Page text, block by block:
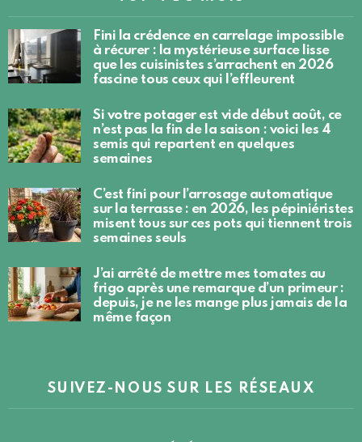
Fini la crédence en carrelage impossible
à récurer : la mystérieuse surface lisse
que les cuisinistes s’arrachent en 2026
fascine tous ceux qui l’effleurent
Si votre potager est vide début août, ce
n’est pas la fin de la saison : voici les 4
semis qui repartent en quelques
semaines
C’est fini pour l’arrosage automatique
sur la terrasse : en 2026, les pépiniéristes
misent tous sur ces pots qui tiennent trois
semaines seuls
J’ai arrêté de mettre mes tomates au
frigo après une remarque d’un primeur :
depuis, je ne les mange plus jamais de la
même façon
SUIVEZ-NOUS SUR LES RÉSEAUX